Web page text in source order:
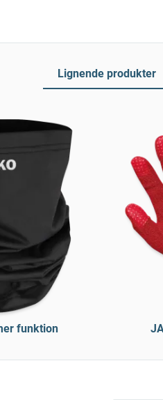
Lignende produkter
funktion